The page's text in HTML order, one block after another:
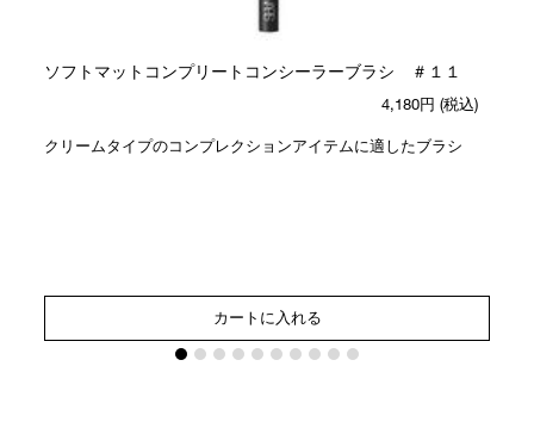
ソフトマットコンプリートコンシーラーブラシ ＃１１
4,180円 (税込)
クリームタイプのコンプレクションアイテムに適したブラシ
カートに入れる